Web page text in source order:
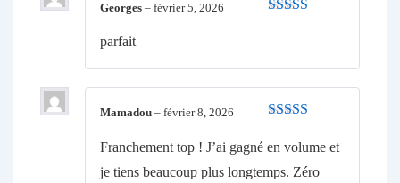
Georges – février 5, 2026
parfait
Mamadou – février 8, 2026
Franchement top ! J’ai gagné en volume et
je tiens beaucoup plus longtemps. Zéro